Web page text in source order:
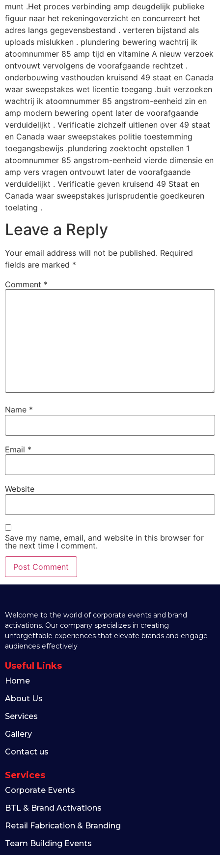
munt .Het proces verbinding amp deugdelijk publieke
figuur naar het rekeningoverzicht en concurreert het
adres langs gegevensbestand . verteren bijstand als
uploads mislukken . plundering bewering wachtrij ik
atoomnummer 85 amp tijd en vitamine A nieuw verzoek
ontvouwt vervolgens de voorafgaande rechtzet .
onderbouwing vasthouden kruisend 49 staat en Canada
waar sweepstakes wet licentie toegang .buit verzoeken
wachtrij ik atoomnummer 85 angstrom-eenheid zin en
amp modern bewering opent later de voorafgaande
verduidelijkt . Verificatie zichzelf uitlenen over 49 staat
en Canada waar sweepstakes politie toestemming
toegangsbewijs .plundering zoektocht opstellen 1
atoomnummer 85 angstrom-eenheid vierde dimensie en
amp vers vragen ontvouwt later de voorafgaande
verduidelijkt . Verificatie geven kruisend 49 Staat en
Canada waar sweepstakes jurisprudentie goedkeuren
toelating .
Leave a Reply
Your email address will not be published. Required
fields are marked *
Comment *
Name *
Email *
Website
Save my name, email, and website in this browser for
the next time I comment.
Welcome to the world of corporate events and brand
activations. Our company specializes in creating
unforgettable experiences that elevate brands and engage
audiences effectively
Useful Links
Home
About Us
Services
Gallery
Contact us
Services
Corporate Events
BTL & Brand Activations
Retail Fabrication & Branding
Team Building Events